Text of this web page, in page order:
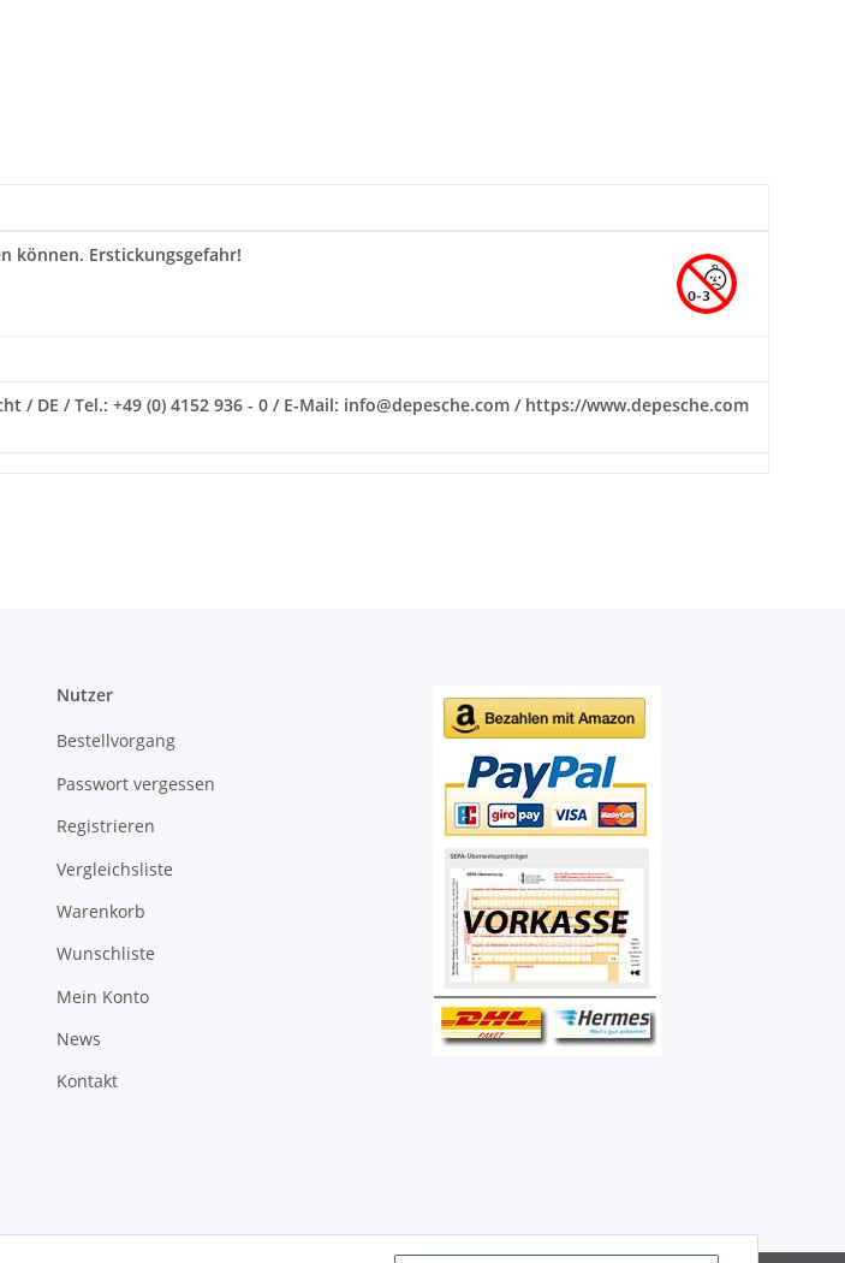
können. Erstickungsgefahr!
/ DE / Tel.: +49 (0) 4152 936 - 0 / E-Mail: info@depesche.com / https://www.depesche.com
Nutzer
Bestellvorgang
Passwort vergessen
Registrieren
Vergleichsliste
Warenkorb
Wunschliste
Mein Konto
News
Kontakt